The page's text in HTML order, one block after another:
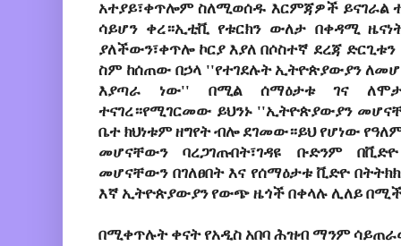
አተያይ፣ቀጥሎም ስለሚወሰዱ እርምጃዎች ይናገራል
ሳይሆን ቀረ።ኢቲቪ የቱርክን ውለታ በቀዳሚ
ያለችውን፣ቀጥሎ ኮርያ እያለ በሶስተኛ ደረጃ
ስም ከሰጠው በኃላ ''የተገደሉት ኢትዮጵያውያን
እያጣራ ነው'' በሚል ሰማዕታቱ ገና
ተናገረ።የሚገርመው ይህንኑ ''ኢትዮጵያውያን
ቤተ ክህነቱም ዘግየት ብሎ ደገመው።ይህ የሆነው
መሆናቸውን ባረጋገጡበት፣ገዳዩ ቡድንም
መሆናቸውን በገለፀበት እና የሰማዕታቱ ቪድዮ
እኛ ኢትዮጵያውያን የውጭ ዜጎች በቀላሉ ሊለይ
በሚቀጥሉት ቀናት የአዲስ አበባ ሕዝብ ማንም